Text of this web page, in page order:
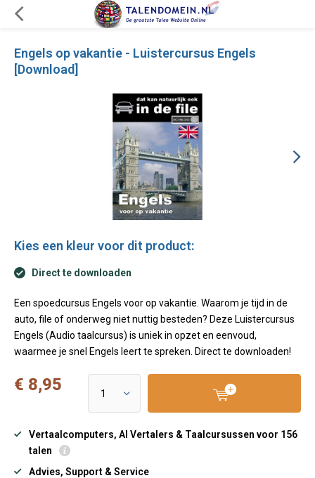
Engels op vakantie - Luistercursus Engels
[Download]
Kies een kleur voor dit product:
Direct te downloaden
Een spoedcursus Engels voor op vakantie. Waarom je tijd in de
auto, file of onderweg niet nuttig besteden? Deze Luistercursus
Engels (Audio taalcursus) is uniek in opzet en eenvoud,
waarmee je snel Engels leert te spreken. Direct te downloaden!
€ 8,95
Vertaalcomputers, AI Vertalers & Taalcursussen voor 156
talen
Advies, Support & Service